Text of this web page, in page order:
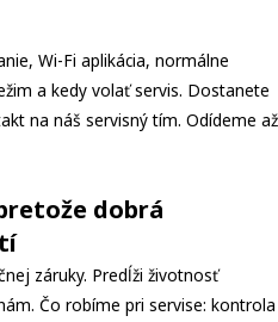
Wi-Fi aplikácia, normálne
a kedy volať servis. Dostanete
na náš servisný tím. Odídeme až
dobrá
záruky. Predĺži životnosť
Čo robíme pri servise: kontrola